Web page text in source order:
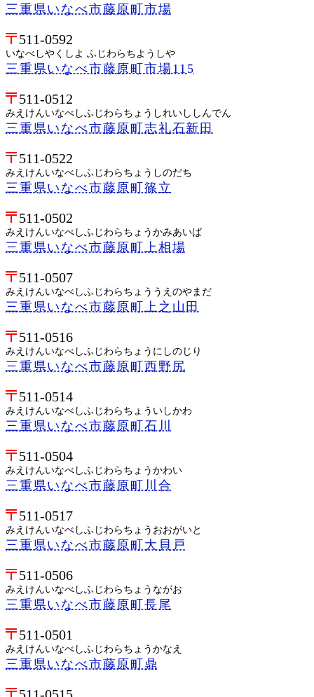
三重県いなべ市藤原町市場
511-0592
いなべしやくしよ ふじわらちようしや
三重県いなべ市藤原町市場115
511-0512
みえけんいなべしふじわらちょうしれいししんでん
三重県いなべ市藤原町志礼石新田
511-0522
みえけんいなべしふじわらちょうしのだち
三重県いなべ市藤原町篠立
511-0502
みえけんいなべしふじわらちょうかみあいば
三重県いなべ市藤原町上相場
511-0507
みえけんいなべしふじわらちょううえのやまだ
三重県いなべ市藤原町上之山田
511-0516
みえけんいなべしふじわらちょうにしのじり
三重県いなべ市藤原町西野尻
511-0514
みえけんいなべしふじわらちょういしかわ
三重県いなべ市藤原町石川
511-0504
みえけんいなべしふじわらちょうかわい
三重県いなべ市藤原町川合
511-0517
みえけんいなべしふじわらちょうおおがいと
三重県いなべ市藤原町大貝戸
511-0506
みえけんいなべしふじわらちょうながお
三重県いなべ市藤原町長尾
511-0501
みえけんいなべしふじわらちょうかなえ
三重県いなべ市藤原町鼎
511-0515